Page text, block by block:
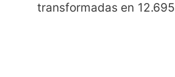
transformadas en 12.695